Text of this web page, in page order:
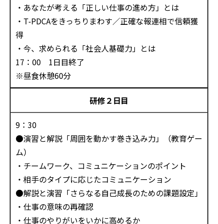
・あなたが考える「正しい仕事の進め方」とは
・T-PDCAをきっちりまわす／正確な報連相で信頼獲
得
・今、求められる「社会人基礎力」とは
17：00 1日目終了
※昼食休憩60分
研修２日目
9：30
●演習と解説「周囲を動かす巻き込み力」（教育ゲー
ム）
・チームワーク、コミュニケーションのポイント
・相手のタイプに応じたコミュニケーション
●解説と演習「さらなる自己成長のための課題設定」
・仕事の意味の再確認
・仕事のやりがいをいかに高めるか